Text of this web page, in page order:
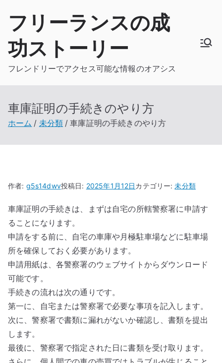
フリーランスの成
功ストーリー
フレンドリーでアクセス可能な情報のオアシス
車庫証明の手続きのやり方
ホーム 未分類 車庫証明の手続きのやり方
作者: g5s14dwv投稿日: 2025年1月12日カテゴリー:未分類
車庫証明の手続きは、まずは自宅の所轄警察署に申請す
ることになります。
申請をする前に、自宅の車庫や月極駐車場などに駐車場
所を確保しておく必要があります。
申請用紙は、各警察署のウェブサイトからダウンロード
可能です。
手続きの流れは次の通りです。
第一に、自宅または警察署で必要な事項を記入します。
次に、警察署で書類に漏れがないか確認し、書類を提出
します。
最後に、警察署で指定された日に書類を受け取ります。